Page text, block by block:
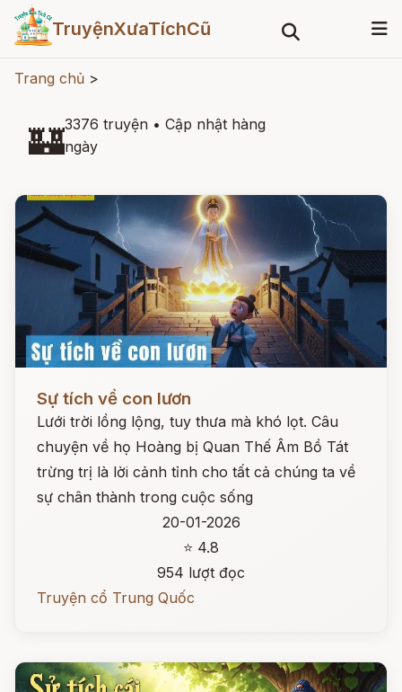
TruyệnXưaTíchCũ
Trang chủ >
🏰3376 truyện • Cập nhật hàng
ngày
Sự tích về con lươn
Lưới trời lồng lộng, tuy thưa mà khó lọt. Câu
chuyện về họ Hoàng bị Quan Thế Âm Bồ Tát
trừng trị là lời cảnh tỉnh cho tất cả chúng ta về
sự chân thành trong cuộc sống
20-01-2026
⭐ 4.8
954 lượt đọc
Truyện cổ Trung Quốc